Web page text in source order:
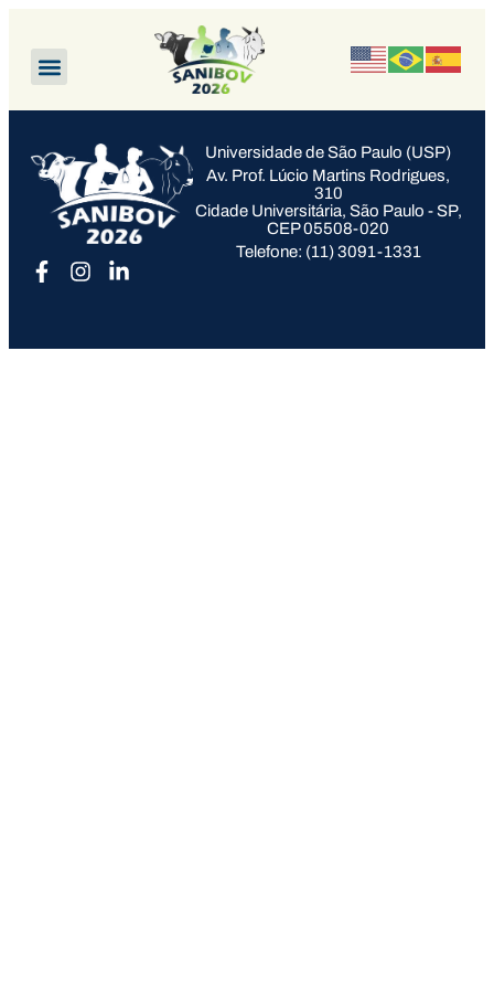
Universidade de São Paulo (USP)
Av. Prof. Lúcio Martins Rodrigues,
310
Cidade Universitária, São Paulo - SP,
CEP 05508-020
Telefone: (11) 3091-1331